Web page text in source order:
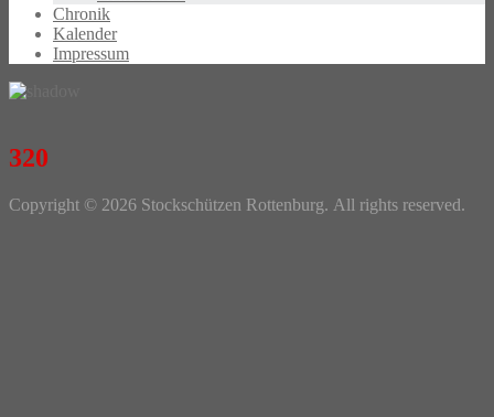
Chronik
Kalender
Impressum
320
Photo
Copyright © 2026 Stockschützen Rottenburg. All rights reserved.